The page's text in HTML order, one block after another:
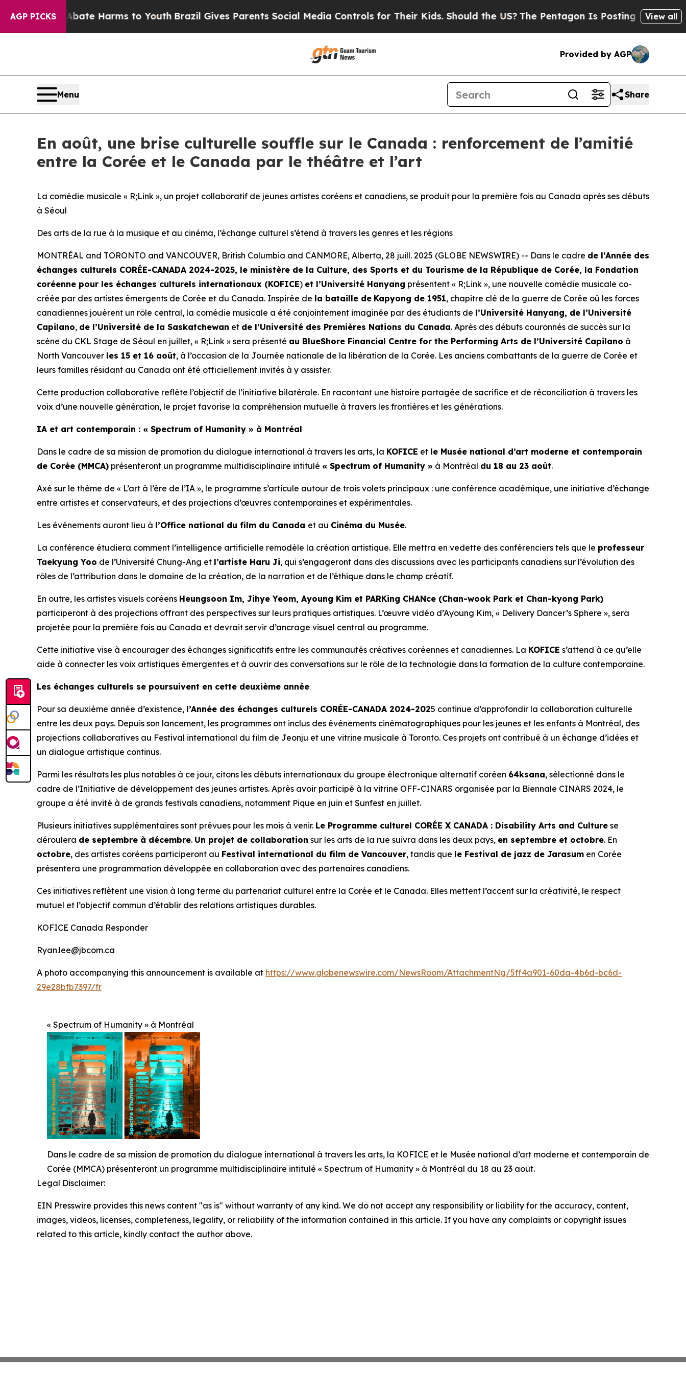
AGP PICKS
to Abate Harms to Youth Brazil Gives Parents Social Media Controls for Their Kids. Should the US? The Pentagon Is Posting Cryptic Biblical
View all
Provided by AGP
Menu Share
En août, une brise culturelle souffle sur le Canada : renforcement de l’amitié
entre la Corée et le Canada par le théâtre et l’art
La comédie musicale « R;Link », un projet collaboratif de jeunes artistes coréens et canadiens, se produit pour la première fois au Canada après ses débuts
à Séoul
Des arts de la rue à la musique et au cinéma, l’échange culturel s’étend à travers les genres et les régions
MONTRÉAL and TORONTO and VANCOUVER, British Columbia and CANMORE, Alberta, 28 juill. 2025 (GLOBE NEWSWIRE) -- Dans le cadre de l’Année des
échanges culturels CORÉE-CANADA 2024-2025, le ministère de la Culture, des Sports et du Tourisme de la République de Corée, la Fondation
coréenne pour les échanges culturels internationaux (KOFICE) et l’Université Hanyang présentent « R;Link », une nouvelle comédie musicale co-
créée par des artistes émergents de Corée et du Canada. Inspirée de la bataille de Kapyong de 1951, chapitre clé de la guerre de Corée où les forces
canadiennes jouèrent un rôle central, la comédie musicale a été conjointement imaginée par des étudiants de l’Université Hanyang, de l’Université
Capilano, de l’Université de la Saskatchewan et de l’Université des Premières Nations du Canada. Après des débuts couronnés de succès sur la
scène du CKL Stage de Séoul en juillet, « R;Link » sera présenté au BlueShore Financial Centre for the Performing Arts de l’Université Capilano à
North Vancouver les 15 et 16 août, à l’occasion de la Journée nationale de la libération de la Corée. Les anciens combattants de la guerre de Corée et
leurs familles résidant au Canada ont été officiellement invités à y assister.
Cette production collaborative reflète l’objectif de l’initiative bilatérale. En racontant une histoire partagée de sacrifice et de réconciliation à travers les
voix d’une nouvelle génération, le projet favorise la compréhension mutuelle à travers les frontières et les générations.
IA et art contemporain : « Spectrum of Humanity » à Montréal
Dans le cadre de sa mission de promotion du dialogue international à travers les arts, la KOFICE et le Musée national d’art moderne et contemporain
de Corée (MMCA) présenteront un programme multidisciplinaire intitulé « Spectrum of Humanity » à Montréal du 18 au 23 août.
Axé sur le thème de « L’art à l’ère de l’IA », le programme s’articule autour de trois volets principaux : une conférence académique, une initiative d’échange
entre artistes et conservateurs, et des projections d’œuvres contemporaines et expérimentales.
Les événements auront lieu à l’Office national du film du Canada et au Cinéma du Musée.
La conférence étudiera comment l’intelligence artificielle remodèle la création artistique. Elle mettra en vedette des conférenciers tels que le professeur
Taekyung Yoo de l’Université Chung-Ang et l’artiste Haru Ji, qui s’engageront dans des discussions avec les participants canadiens sur l’évolution des
rôles de l’attribution dans le domaine de la création, de la narration et de l’éthique dans le champ créatif.
En outre, les artistes visuels coréens Heungsoon Im, Jihye Yeom, Ayoung Kim et PARKing CHANce (Chan-wook Park et Chan-kyong Park)
participeront à des projections offrant des perspectives sur leurs pratiques artistiques. L’œuvre vidéo d’Ayoung Kim, « Delivery Dancer’s Sphere », sera
projetée pour la première fois au Canada et devrait servir d’ancrage visuel central au programme.
Cette initiative vise à encourager des échanges significatifs entre les communautés créatives coréennes et canadiennes. La KOFICE s’attend à ce qu’elle
aide à connecter les voix artistiques émergentes et à ouvrir des conversations sur le rôle de la technologie dans la formation de la culture contemporaine.
Les échanges culturels se poursuivent en cette deuxième année
Pour sa deuxième année d’existence, l’Année des échanges culturels CORÉE-CANADA 2024-2025 continue d’approfondir la collaboration culturelle
entre les deux pays. Depuis son lancement, les programmes ont inclus des événements cinématographiques pour les jeunes et les enfants à Montréal, des
projections collaboratives au Festival international du film de Jeonju et une vitrine musicale à Toronto. Ces projets ont contribué à un échange d’idées et
un dialogue artistique continus.
Parmi les résultats les plus notables à ce jour, citons les débuts internationaux du groupe électronique alternatif coréen 64ksana, sélectionné dans le
cadre de l’Initiative de développement des jeunes artistes. Après avoir participé à la vitrine OFF-CINARS organisée par la Biennale CINARS 2024, le
groupe a été invité à de grands festivals canadiens, notamment Pique en juin et Sunfest en juillet.
Plusieurs initiatives supplémentaires sont prévues pour les mois à venir. Le Programme culturel CORÉE X CANADA : Disability Arts and Culture se
déroulera de septembre à décembre. Un projet de collaboration sur les arts de la rue suivra dans les deux pays, en septembre et octobre. En
octobre, des artistes coréens participeront au Festival international du film de Vancouver, tandis que le Festival de jazz de Jarasum en Corée
présentera une programmation développée en collaboration avec des partenaires canadiens.
Ces initiatives reflètent une vision à long terme du partenariat culturel entre la Corée et le Canada. Elles mettent l’accent sur la créativité, le respect
mutuel et l’objectif commun d’établir des relations artistiques durables.
KOFICE Canada Responder
Ryan.lee@jbcom.ca
A photo accompanying this announcement is available at https://www.globenewswire.com/NewsRoom/AttachmentNg/5ff4a901-60da-4b6d-bc6d-
29e28bfb7397/fr
« Spectrum of Humanity » à Montréal
Dans le cadre de sa mission de promotion du dialogue international à travers les arts, la KOFICE et le Musée national d’art moderne et contemporain de
Corée (MMCA) présenteront un programme multidisciplinaire intitulé « Spectrum of Humanity » à Montréal du 18 au 23 août.
Legal Disclaimer:
EIN Presswire provides this news content "as is" without warranty of any kind. We do not accept any responsibility or liability for the accuracy, content,
images, videos, licenses, completeness, legality, or reliability of the information contained in this article. If you have any complaints or copyright issues
related to this article, kindly contact the author above.